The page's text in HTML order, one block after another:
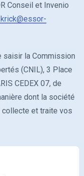
Conseil et Invenio
la Commission
(CNIL), 3 Place
CEDEX 07, de
dont la société
collecte et traite vos